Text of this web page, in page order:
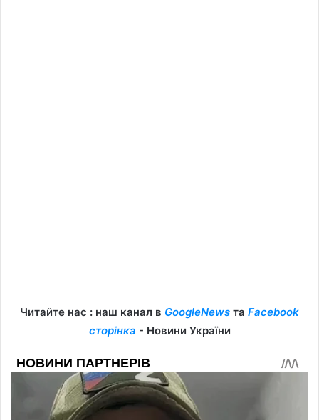
Читайте нас : наш канал в GoogleNews та Facebook
сторінка - Новини України